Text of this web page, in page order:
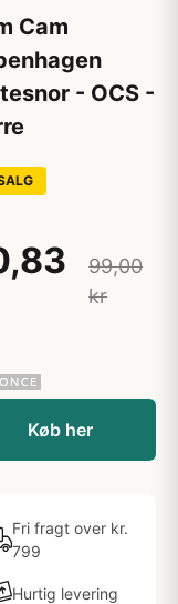
Cam
- OCS -
99,00
kr
Køb her
Fri fragt over kr.
799
Hurtig levering